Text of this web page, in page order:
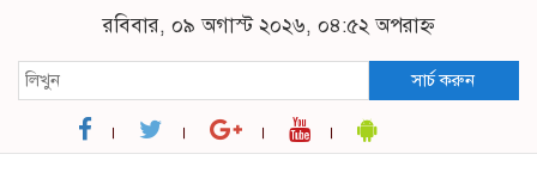
রবিবার, ০৯ অগাস্ট ২০২৬, ০৪:৫২ অপরাহ্ন
সার্চ করুন